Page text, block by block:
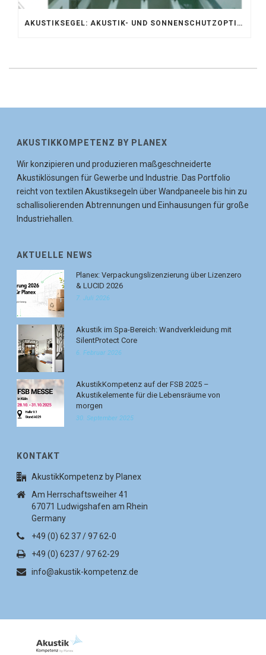
AKUSTIKSEGEL: AKUSTIK- UND SONNENSCHUTZOPTIMIERUNG IM ATRIUM DER UNIVERSITÄT BONN
AKUSTIKKOMPETENZ BY PLANEX
Wir konzipieren und produzieren maßgeschneiderte
Akustiklösungen für Gewerbe und Industrie. Das Portfolio
reicht von textilen Akustiksegeln über Wandpaneele bis hin zu
schallisolierenden Abtrennungen und Einhausungen für große
Industriehallen.
AKTUELLE NEWS
Planex: Verpackungslizenzierung über Lizenzero
& LUCID 2026
7. Juli 2026
Akustik im Spa-Bereich: Wandverkleidung mit
SilentProtect Core
6. Februar 2026
AkustikKompetenz auf der FSB 2025 –
Akustikelemente für die Lebensräume von
morgen
30. September 2025
KONTAKT
AkustikKompetenz by Planex
Am Herrschaftsweiher 41
67071 Ludwigshafen am Rhein
Germany
+49 (0) 62 37 / 97 62-0
+49 (0) 6237 / 97 62-29
info@akustik-kompetenz.de